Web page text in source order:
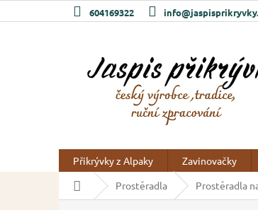
na
604169322
Přikrývky z Alpaky Zavinovačky
Domů
Prostěradla Prostěradla